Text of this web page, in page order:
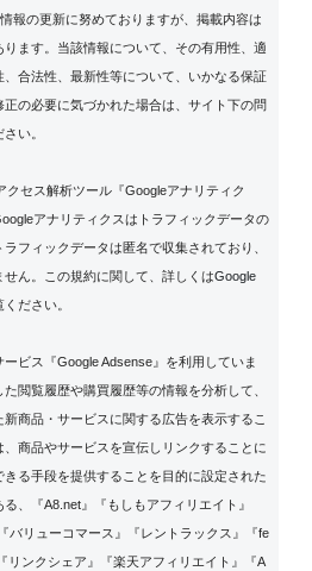
報の更新に努めておりますが、掲載内容は
ます。当該情報について、その有用性、適
合法性、最新性等について、いかなる保証
の必要に気づかれた場合は、サイト下の問
い。
クセス解析ツール『Googleアナリティク
アナリティクスはトラフィックデータの
フィックデータは匿名で収集されており、
ん。この規約に関して、詳しくはGoogle
ください。
ビス『Google Adsense』を利用していま
閲覧履歴や購買履歴等の情報を分析して、
商品・サービスに関する広告を表示するこ
商品やサービスを宣伝しリンクすることに
る手段を提供することを目的に設定された
、『A8.net』『もしもアフィリエイト』
バリューコマース』『レントラックス』『fe
リンクシェア』『楽天アフィリエイト』『A